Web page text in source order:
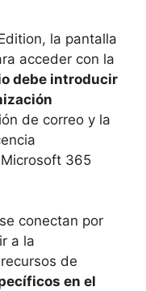
la pantalla
acceder con la
debe introducir
de correo y la
365
conectan por
a la
de
en el